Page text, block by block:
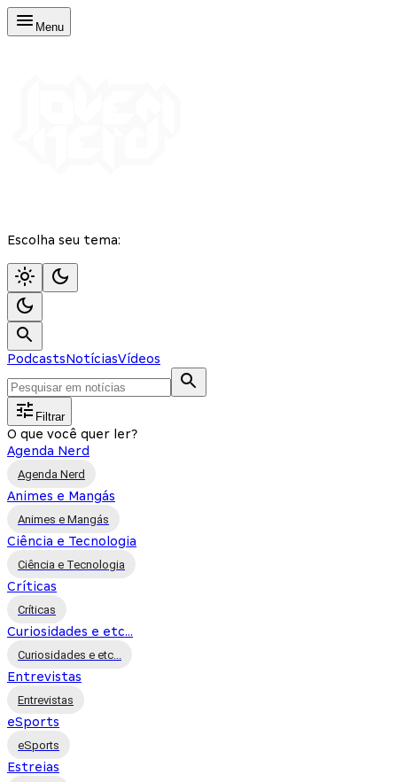
Menu
Escolha seu tema:
PodcastsNotíciasVídeos
Filtrar
O que você quer ler?
Agenda Nerd
Agenda Nerd
Animes e Mangás
Animes e Mangás
Ciência e Tecnologia
Ciência e Tecnologia
Críticas
Críticas
Curiosidades e etc...
Curiosidades e etc...
Entrevistas
Entrevistas
eSports
eSports
Estreias